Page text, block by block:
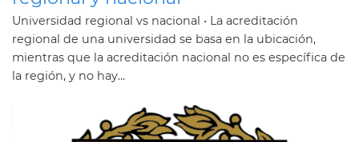
Universidad regional vs nacional • La acreditación
regional de una universidad se basa en la ubicación,
mientras que la acreditación nacional no es específica de
la región, y no hay...